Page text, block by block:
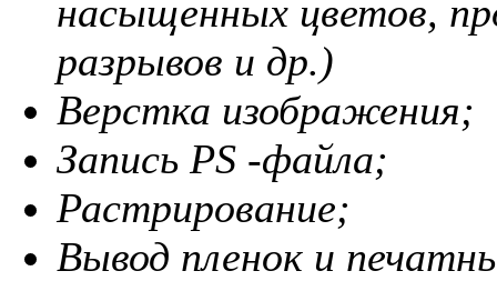
насыщенных цветов,
разрывов и др.)
Верстка изображения;
Запись PS -файла;
Растрирование;
Вывод пленок и